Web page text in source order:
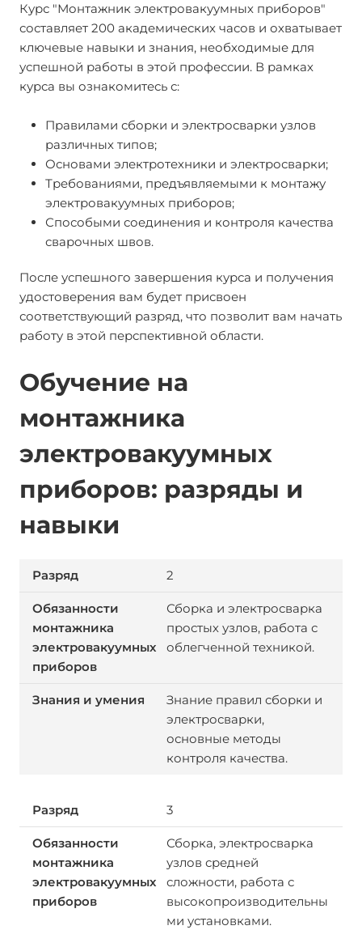
Курс "Монтажник электровакуумных приборов"
составляет 200 академических часов и охватывает
ключевые навыки и знания, необходимые для
успешной работы в этой профессии. В рамках
курса вы ознакомитесь с:
Правилами сборки и электросварки узлов
различных типов;
Основами электротехники и электросварки;
Требованиями, предъявляемыми к монтажу
электровакуумных приборов;
Способыми соединения и контроля качества
сварочных швов.
После успешного завершения курса и получения
удостоверения вам будет присвоен
соответствующий разряд, что позволит вам начать
работу в этой перспективной области.
Обучение на
монтажника
электровакуумных
приборов: разряды и
навыки
2
Сборка и электросварка
простых узлов, работа с
облегченной техникой.
Знание правил сборки и
электросварки,
основные методы
контроля качества.
3
Сборка, электросварка
узлов средней
сложности, работа с
высокопроизводительны
ми установками.